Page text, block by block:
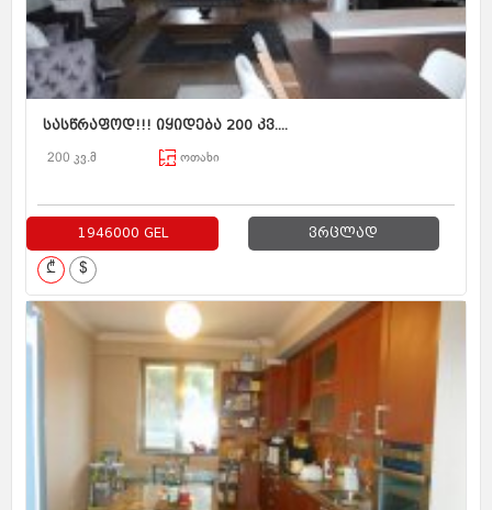
სასწრაფოდ!!! იყიდება 200 კვ....
200 კვ.მ ოთახი
1946000 GEL ვრცლად
₾ $